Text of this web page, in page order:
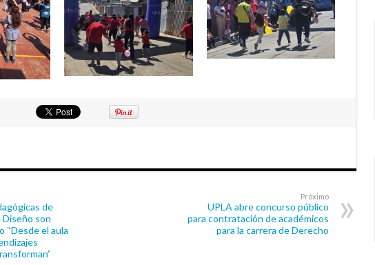
de
son
“Desde el aula
Próximo
UPLA abre concurso público
para contratación de académicos
para la carrera de Derecho